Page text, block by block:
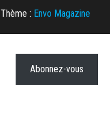
Thème : Envo Magazine
Abonnez-vous